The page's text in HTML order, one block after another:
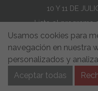
10 Y 11 DE
Listo el programa
Política de Cookies
Aviso de
Política de
Usamos cookies para
navegación en nuestra
personalizados y
Aceptar todas